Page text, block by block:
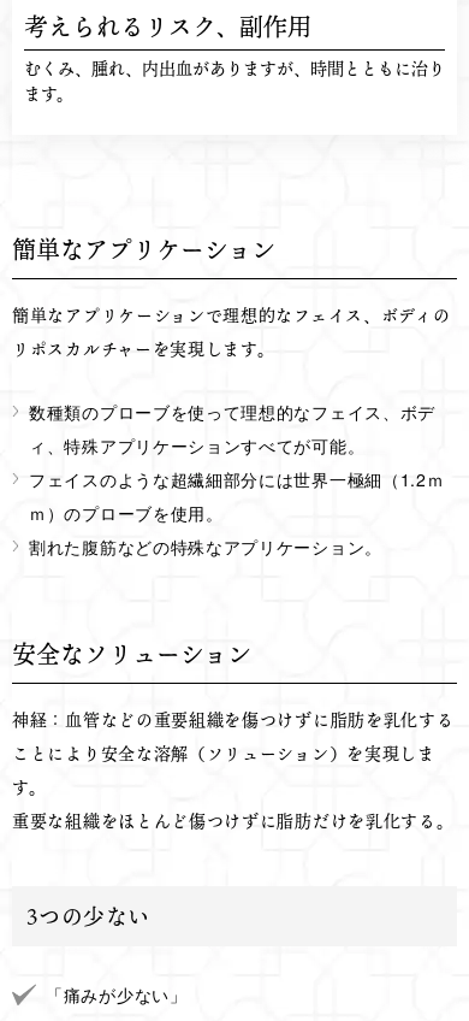
考えられるリスク、 副作用
むくみ、腫れ、内出血がありますが、時間とともに治り
ます。
簡単なアプリケーション
簡単なアプリケーションで理想的なフェイス、ボディの
リポスカルチャーを実現します。
数種類のプローブを使って理想的なフェイス、ボデ
ィ、特殊アプリケーションすべてが可能。
フェイスのような超繊細部分には世界一極細（1.2ｍ
ｍ）のプローブを使用。
割れた腹筋などの特殊なアプリケーション。
安全なソリューション
神経：血管などの重要組織を傷つけずに脂肪を乳化する
ことにより安全な溶解（ソリューション）を実現しま
す。
重要な組織をほとんど傷つけずに脂肪だけを乳化する。
3つの少ない
「痛みが少ない」